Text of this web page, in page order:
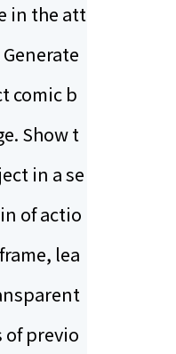
in the att
comic b
Show t
in a se
of actio
lea
previo